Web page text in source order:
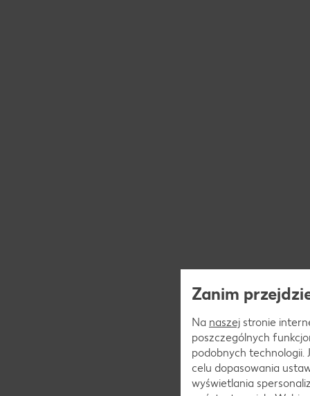
Zanim
Na naszej stronie
poszczególnych
podobnych technologii.
celu dopasowania
wyświetlania